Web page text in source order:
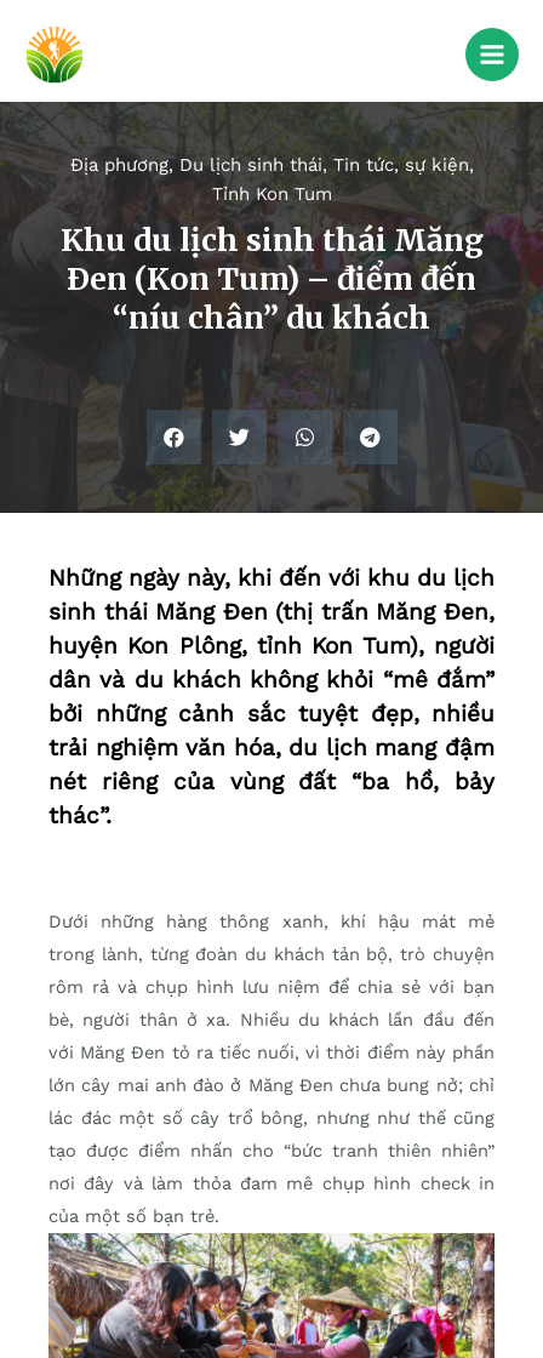
Địa phương, Du lịch sinh thái, Tin tức, sự kiện,
Tỉnh Kon Tum
Khu du lịch sinh thái Măng
Ðen (Kon Tum) – điểm đến
“níu chân” du khách
Những ngày này, khi đến với khu du lịch
sinh thái Măng Đen (thị trấn Măng Đen,
huyện Kon Plông, tỉnh Kon Tum), người
dân và du khách không khỏi “mê đắm”
bởi những cảnh sắc tuyệt đẹp, nhiều
trải nghiệm văn hóa, du lịch mang đậm
nét riêng của vùng đất “ba hồ, bảy
thác”.
Dưới những hàng thông xanh, khí hậu mát mẻ
trong lành, từng đoàn du khách tản bộ, trò chuyện
rôm rả và chụp hình lưu niệm để chia sẻ với bạn
bè, người thân ở xa. Nhiều du khách lần đầu đến
với Măng Đen tỏ ra tiếc nuối, vì thời điểm này phần
lớn cây mai anh đào ở Măng Đen chưa bung nở; chỉ
lác đác một số cây trổ bông, nhưng như thế cũng
tạo được điểm nhấn cho “bức tranh thiên nhiên”
nơi đây và làm thỏa đam mê chụp hình check in
của một số bạn trẻ.